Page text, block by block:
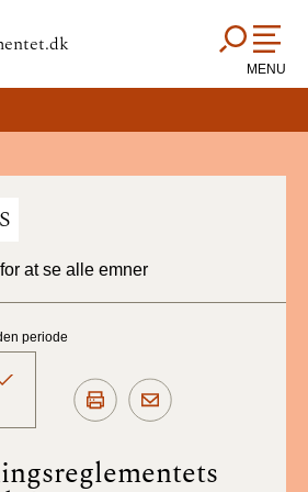
MENU
at se alle emner
periode